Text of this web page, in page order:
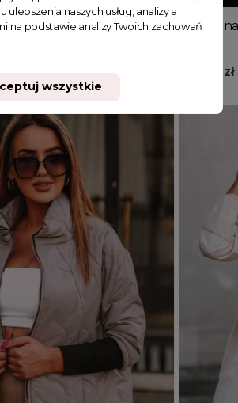
futerkiem Dakota czarna
199,99 zł
naszych usług, analizy a
na podstawie analizy Twoich zachowań
wszystkie